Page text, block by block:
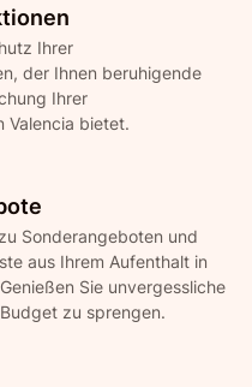
Ihrer
der Ihnen beruhigende
Ihrer
Valencia bietet.
Sonderangeboten und
aus Ihrem Aufenthalt in
Sie unvergessliche
zu sprengen.